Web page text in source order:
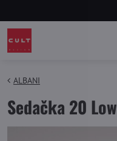
ALBANI
Sedačka 20 Low